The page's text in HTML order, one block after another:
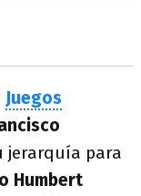
Juegos
jerarquía para
Humbert